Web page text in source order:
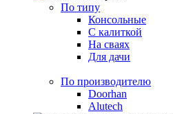
По типу
Консольные
С калиткой
На сваях
Для дачи
По производителю
Doorhan
Alutech